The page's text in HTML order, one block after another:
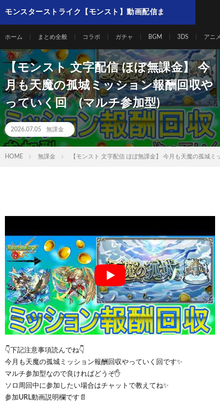
モンスターストライク【モンスト】動画配信ま
ホーム まとめ全般 コラボ ガチャ BGM 3DS アニ
【モンスト 文字配信 ほぼ無課金】 今
月も天魔の孤城ミッション報酬回収や
っていく回 (マルチ参加型)
2026.07.05 無課金
HOME 無課金 【モンスト 文字配信 ほぼ無課金】 今月も天魔の孤城
👇下記注意事項読んでね👇
今月も天魔の孤城ミッション報酬回収やっていく回です✨
マルチ参加型なので良ければどうぞ✋
ソロ周回中に参加したい場合はチャットで教えてね✨
参加URL動画説明欄です​📄